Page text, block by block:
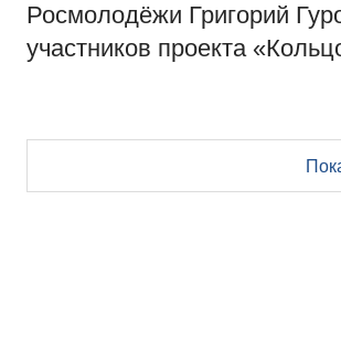
Росмолодёжи Григорий
участников проекта